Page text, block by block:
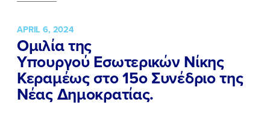
APRIL 6, 2024
Ομιλία της
Υπουργού Εσωτερικών Νίκης
Κεραμέως στο 15ο Συνέδριο της
Νέας Δημοκρατίας.